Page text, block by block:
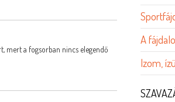
mert a fogsorban nincs elegendő
A
Izom,